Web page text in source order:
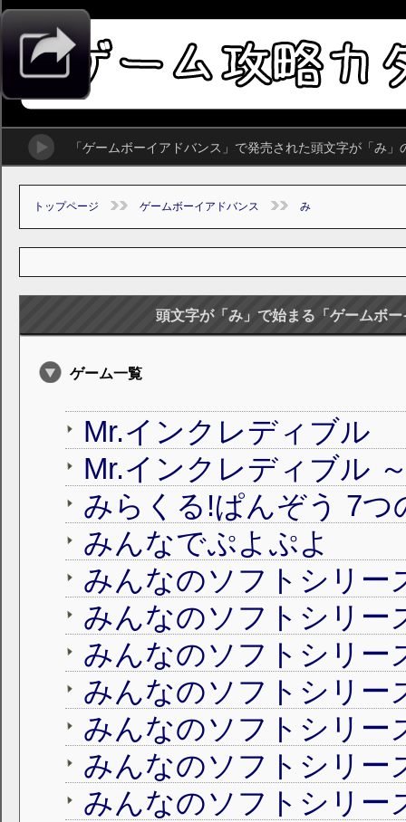
「ゲームボーイアドバンス」で発売された頭文字が「み
トップページ ゲームボーイアドバンス み
頭文字が「み」で始まる「ゲームボ
ゲーム一覧
Mr.インクレディブル
みらくる!ぱんぞう 7つ
みんなでぷよぷよ
みんなのソフトシリー
みんなのソフトシリー
みんなのソフトシリー
みんなのソフトシリー